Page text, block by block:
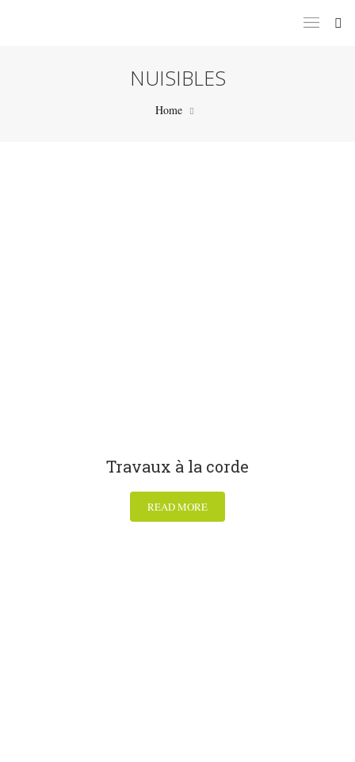
NUISIBLES
Home
Travaux à la corde
READ MORE